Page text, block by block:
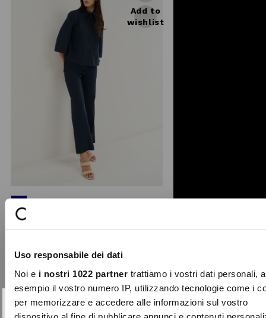
Uso responsabile dei dati
Noi e i nostri 1022 partnertrattiamo i vostri dati personali,
esempio il vostro numero IP, utilizzando tecnologie come i
per memorizzare e accedere alle informazioni sul vostro
dispositivo al fine di pubblicare annunci e contenuti
Add to
wishlist
trousers feature a clean, straight cut.
The design is def ...
Price
reduced
€89.00to €62.30
Close
SUBSCRIBE TO OUR